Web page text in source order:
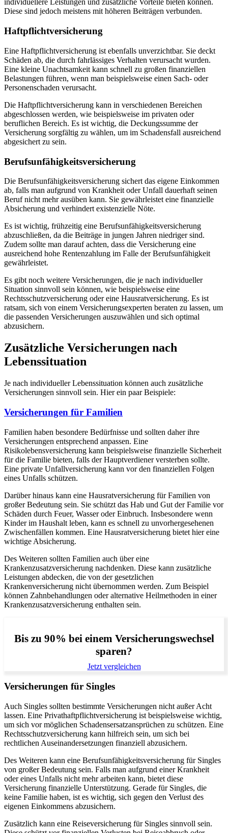
individuellere Leistungen und zusätzliche Vorteile bieten können.
Diese sind jedoch meistens mit höheren Beiträgen verbunden.
Haftpflichtversicherung
Eine Haftpflichtversicherung ist ebenfalls unverzichtbar. Sie deckt
Schäden ab, die durch fahrlässiges Verhalten verursacht wurden.
Eine kleine Unachtsamkeit kann schnell zu großen finanziellen
Belastungen führen, wenn man beispielsweise einen Sach- oder
Personenschaden verursacht.
Die Haftpflichtversicherung kann in verschiedenen Bereichen
abgeschlossen werden, wie beispielsweise im privaten oder
beruflichen Bereich. Es ist wichtig, die Deckungssumme der
Versicherung sorgfältig zu wählen, um im Schadensfall ausreichend
abgesichert zu sein.
Berufsunfähigkeitsversicherung
Die Berufsunfähigkeitsversicherung sichert das eigene Einkommen
ab, falls man aufgrund von Krankheit oder Unfall dauerhaft seinen
Beruf nicht mehr ausüben kann. Sie gewährleistet eine finanzielle
Absicherung und verhindert existenzielle Nöte.
Es ist wichtig, frühzeitig eine Berufsunfähigkeitsversicherung
abzuschließen, da die Beiträge in jungen Jahren niedriger sind.
Zudem sollte man darauf achten, dass die Versicherung eine
ausreichend hohe Rentenzahlung im Falle der Berufsunfähigkeit
gewährleistet.
Es gibt noch weitere Versicherungen, die je nach individueller
Situation sinnvoll sein können, wie beispielsweise eine
Rechtsschutzversicherung oder eine Hausratversicherung. Es ist
ratsam, sich von einem Versicherungsexperten beraten zu lassen, um
die passenden Versicherungen auszuwählen und sich optimal
abzusichern.
Zusätzliche Versicherungen nach
Lebenssituation
Je nach individueller Lebenssituation können auch zusätzliche
Versicherungen sinnvoll sein. Hier ein paar Beispiele:
Versicherungen für Familien
Familien haben besondere Bedürfnisse und sollten daher ihre
Versicherungen entsprechend anpassen. Eine
Risikolebensversicherung kann beispielsweise finanzielle Sicherheit
für die Familie bieten, falls der Hauptverdiener versterben sollte.
Eine private Unfallversicherung kann vor den finanziellen Folgen
eines Unfalls schützen.
Darüber hinaus kann eine Hausratversicherung für Familien von
großer Bedeutung sein. Sie schützt das Hab und Gut der Familie vor
Schäden durch Feuer, Wasser oder Einbruch. Insbesondere wenn
Kinder im Haushalt leben, kann es schnell zu unvorhergesehenen
Zwischenfällen kommen. Eine Hausratversicherung bietet hier eine
wichtige Absicherung.
Des Weiteren sollten Familien auch über eine
Krankenzusatzversicherung nachdenken. Diese kann zusätzliche
Leistungen abdecken, die von der gesetzlichen
Krankenversicherung nicht übernommen werden. Zum Beispiel
können Zahnbehandlungen oder alternative Heilmethoden in einer
Krankenzusatzversicherung enthalten sein.
Bis zu 90% bei einem Versicherungswechsel
sparen?
Jetzt vergleichen
Versicherungen für Singles
Auch Singles sollten bestimmte Versicherungen nicht außer Acht
lassen. Eine Privathaftpflichtversicherung ist beispielsweise wichtig,
um sich vor möglichen Schadensersatzansprüchen zu schützen. Eine
Rechtsschutzversicherung kann hilfreich sein, um sich bei
rechtlichen Auseinandersetzungen finanziell abzusichern.
Des Weiteren kann eine Berufsunfähigkeitsversicherung für Singles
von großer Bedeutung sein. Falls man aufgrund einer Krankheit
oder eines Unfalls nicht mehr arbeiten kann, bietet diese
Versicherung finanzielle Unterstützung. Gerade für Singles, die
keine Familie haben, ist es wichtig, sich gegen den Verlust des
eigenen Einkommens abzusichern.
Zusätzlich kann eine Reiseversicherung für Singles sinnvoll sein.